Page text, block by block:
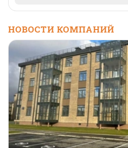
НОВОСТИ КОМПАНИЙ